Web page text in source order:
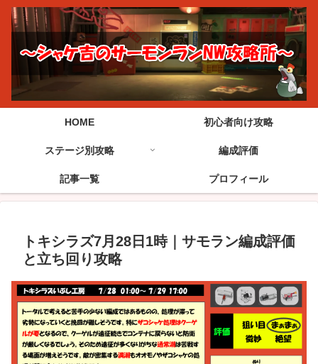
HOME 初心者向け攻略
ステージ別攻略 編成評価
記事一覧 プロフィール
トキシラズ7月28日1時｜サモラン編成評価
と立ち回り攻略